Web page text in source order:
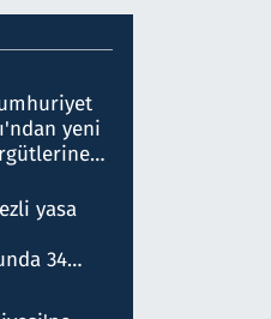
yeni
kararı
yasa
34
para